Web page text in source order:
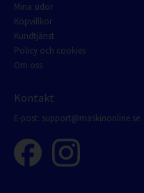
Mina sidor
Köpvillkor
Kundtjänst
Policy och cookies
Om oss
Kontakt
E-post: support@maskinonline.se